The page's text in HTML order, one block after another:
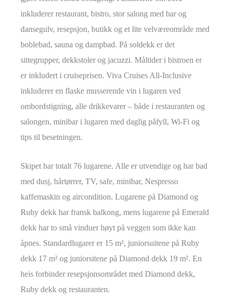
inkluderer restaurant, bistro, stor salong med bar og
dansegulv, resepsjon, butikk og et lite velværeområde med
boblebad, sauna og dampbad. På soldekk er det
sittegrupper, dekkstoler og jacuzzi. Måltider i bistroen er
er inkludert i cruiseprisen. Viva Cruises All-Inclusive
inkluderer en flaske musserende vin i lugaren ved
ombordstigning, alle drikkevarer – både i restauranten og
salongen, minibar i lugaren med daglig påfyll, Wi-Fi og
tips til besetningen.
Skipet har totalt 76 lugarene. Alle er utvendige og har bad
med dusj, hårtørrer, TV, safe, minibar, Nespresso
kaffemaskin og aircondition. Lugarene på Diamond og
Ruby dekk har fransk balkong, mens lugarene på Emerald
dekk har to små vinduer høyt på veggen som ikke kan
åpnes. Standardlugarer er 15 m², juniorsuitene på Ruby
dekk 17 m² og juniorsitene på Diamond dekk 19 m². En
heis forbinder resepsjonsområdet med Diamond dekk,
Ruby dekk og restauranten.